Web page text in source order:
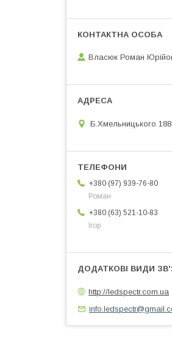
Власюк Роман
Б.Хмельницького
+380 (97) 939-76-80
Роман
+380 (63) 521-10-83
Ігор
http://ledspectr.com.ua